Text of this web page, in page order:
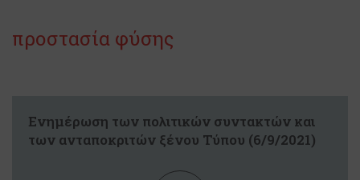
προστασία φύσης
Ενημέρωση των πολιτικών συντακτών και
των ανταποκριτών ξένου Τύπου (6/9/2021)